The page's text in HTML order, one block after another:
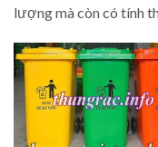
lượng mà còn có tính